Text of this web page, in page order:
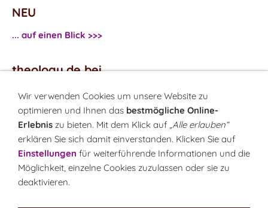
NEU
... auf einen Blick >>>
theology.de bei
...Facebook
...Twitter
Monatsrätsel
Rätseln & Gewinnen!
Wir verwenden Cookies um unsere Website zu
optimieren und Ihnen das bestmögliche Online-
Erlebnis zu bieten. Mit dem Klick auf „Alle erlauben“
erklären Sie sich damit einverstanden. Klicken Sie auf
Einstellungen für weiterführende Informationen und die
Möglichkeit, einzelne Cookies zuzulassen oder sie zu
deaktivieren.